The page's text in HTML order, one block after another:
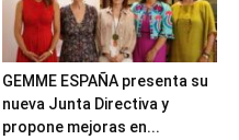
GEMME ESPAÑA presenta su
nueva Junta Directiva y
propone mejoras en...